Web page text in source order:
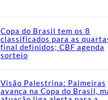
Copa do Brasil tem os 8
classificados para as
final definidos; CBF agenda
sorteio
Visão Palestrina: Palmeiras
avança na Copa do Brasil,